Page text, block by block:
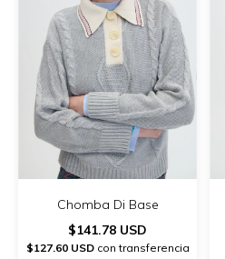
Chomba Di Base
$141.78 USD
$127.60 USDcon transferencia